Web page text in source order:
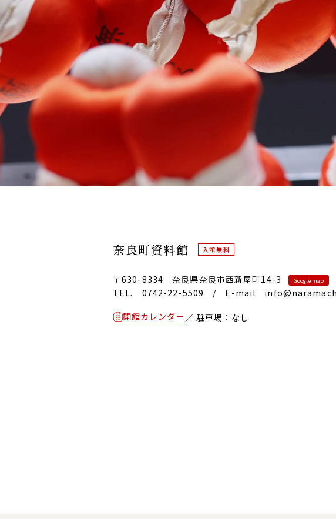
奈良町資料館 入館無料
〒630-8334奈良県奈良市西新屋町14-3 Google map
TEL. 0742-22-5509 / E-mail
開館カレンダー ／ 駐車場：なし